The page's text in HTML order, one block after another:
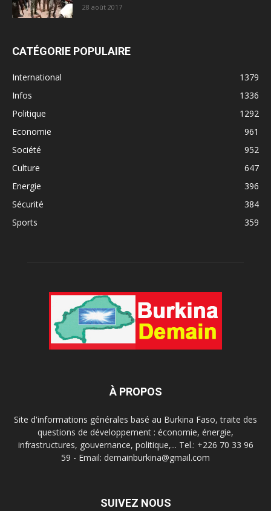
28 août 2017
CATÉGORIE POPULAIRE
International
1379
Infos
1336
Politique
1292
Economie
961
Société
952
Culture
647
Energie
396
Sécurité
384
Sports
359
À PROPOS
Site d'informations générales basé au Burkina Faso, traite des
questions de développement : économie, énergie,
infrastructures, gouvernance, politique,... Tel.: +226 70 33 96
59 - Email: demainburkina@gmail.com
SUIVEZ NOUS